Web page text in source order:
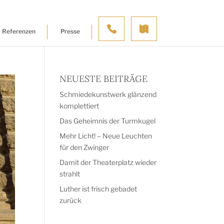
Referenzen Presse
NEUESTE BEITRÄGE
Schmiedekunstwerk glänzend
komplettiert
Das Geheimnis der Turmkugel
Mehr Licht! – Neue Leuchten
für den Zwinger
Damit der Theaterplatz wieder
strahlt
Luther ist frisch gebadet
zurück